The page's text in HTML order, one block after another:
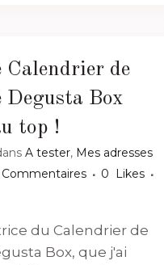
Calendrier de
Degusta Box
top !
A tester, Mes adresses
0
Likes
du Calendrier de
Box, que j'ai